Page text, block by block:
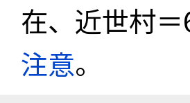
在、近世村
注意。